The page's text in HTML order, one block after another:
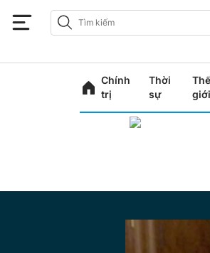
Chính
trị
Thời
sự
giới